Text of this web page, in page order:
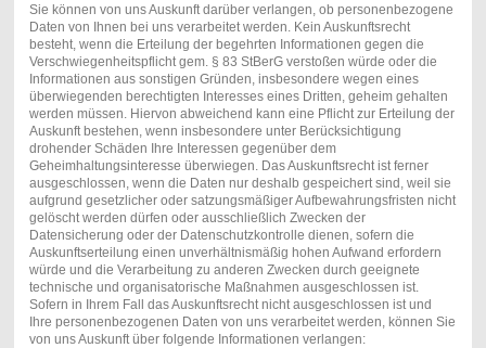
Sie können von uns Auskunft darüber verlangen, ob personenbezogene
Daten von Ihnen bei uns verarbeitet werden. Kein Auskunftsrecht
besteht, wenn die Erteilung der begehrten Informationen gegen die
Verschwiegenheitspflicht gem. § 83 StBerG verstoßen würde oder die
Informationen aus sonstigen Gründen, insbesondere wegen eines
überwiegenden berechtigten Interesses eines Dritten, geheim gehalten
werden müssen. Hiervon abweichend kann eine Pflicht zur Erteilung der
Auskunft bestehen, wenn insbesondere unter Berücksichtigung
drohender Schäden Ihre Interessen gegenüber dem
Geheimhaltungsinteresse überwiegen. Das Auskunftsrecht ist ferner
ausgeschlossen, wenn die Daten nur deshalb gespeichert sind, weil sie
aufgrund gesetzlicher oder satzungsmäßiger Aufbewahrungsfristen nicht
gelöscht werden dürfen oder ausschließlich Zwecken der
Datensicherung oder der Datenschutzkontrolle dienen, sofern die
Auskunftserteilung einen unverhältnismäßig hohen Aufwand erfordern
würde und die Verarbeitung zu anderen Zwecken durch geeignete
technische und organisatorische Maßnahmen ausgeschlossen ist.
Sofern in Ihrem Fall das Auskunftsrecht nicht ausgeschlossen ist und
Ihre personenbezogenen Daten von uns verarbeitet werden, können Sie
von uns Auskunft über folgende Informationen verlangen: